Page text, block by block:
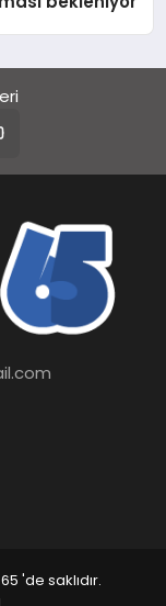
'de saklıdır.